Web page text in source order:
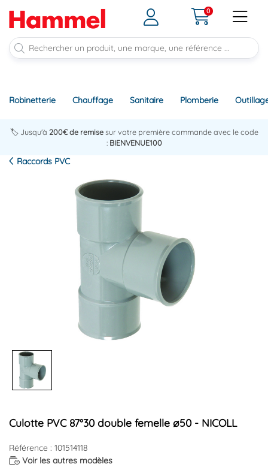
0
Robinetterie Chauffage Sanitaire Plomberie
🏷️ Jusqu'à 200€ de remisesur votre première commande avec le code
: BIENVENUE100
Raccords PVC
Culotte PVC 87°30 double femelle ø50 - NICOLL
Référence : 101514118
Voir les autres modèles